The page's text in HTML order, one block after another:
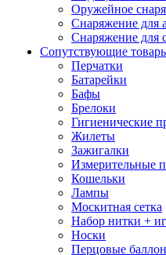
Оружейное
Снаряжение для
Снаряжение для
Сопутствующие
Перчатки
Батарейки
Бафы
Брелоки
Гигиенические
Жилеты
Зажигалки
Измерительные
Кошельки
Лампы
Москитная сетка
Набор нитки +
Носки
Перцовые